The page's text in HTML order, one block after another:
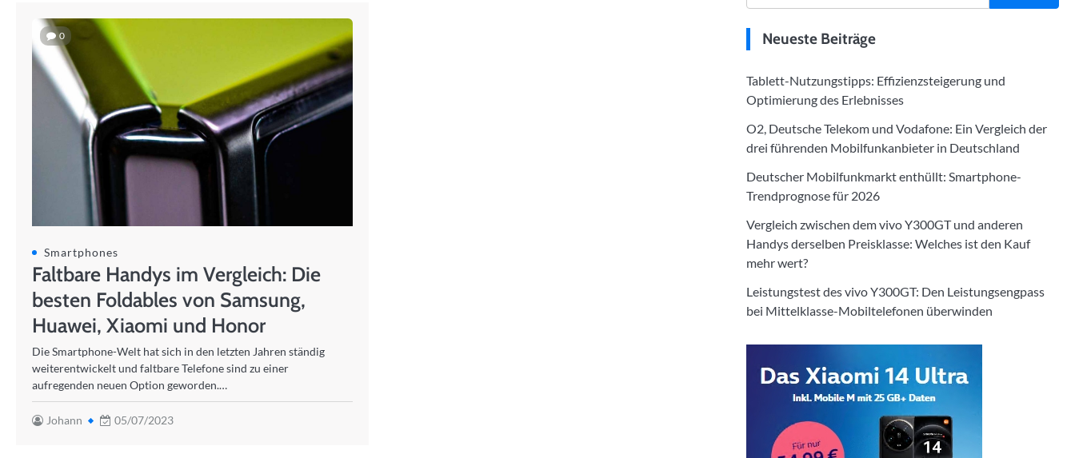
0
Smartphones
Faltbare Handys im Vergleich: Die
besten Foldables von Samsung,
Huawei, Xiaomi und Honor
Die Smartphone-Welt hat sich in den letzten Jahren ständig
weiterentwickelt und faltbare Telefone sind zu einer
aufregenden neuen Option geworden.…
Johann 05/07/2023
Neueste Beiträge
Tablett-Nutzungstipps: Effizienzsteigerung und
Optimierung des Erlebnisses
O2, Deutsche Telekom und Vodafone: Ein Vergleich der
drei führenden Mobilfunkanbieter in Deutschland
Deutscher Mobilfunkmarkt enthüllt: Smartphone-
Trendprognose für 2026
Vergleich zwischen dem vivo Y300GT und anderen
Handys derselben Preisklasse: Welches ist den Kauf
mehr wert?
Leistungstest des vivo Y300GT: Den Leistungsengpass
bei Mittelklasse-Mobiltelefonen überwinden